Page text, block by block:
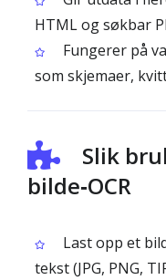
HTML og søkbar
Fungerer på
som skjemaer,
Slik
bilde‑OCR
Last opp et
tekst (JPG, PNG,